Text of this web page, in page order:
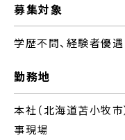
募集対象
学歴不問、経験者優遇
勤務地
本社（北海道苫小牧
事現場